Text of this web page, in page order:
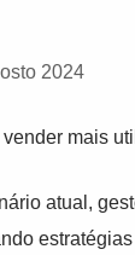
2024
mais
atual,